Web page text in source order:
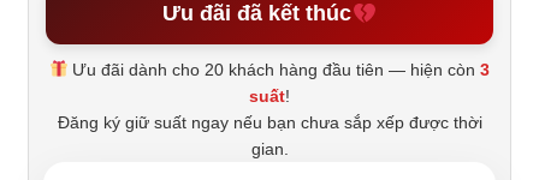
Ưu đãi đã kết thúc
Ưu đãi dành cho 20 khách hàng đầu tiên — hiện còn3
suất!
Đăng ký giữ suất ngay nếu bạn chưa sắp xếp được thời
gian.